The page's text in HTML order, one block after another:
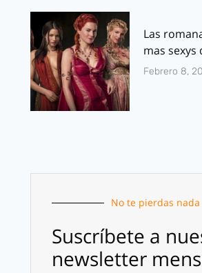
Las
mas sexys
Febrero 8,
No te pierdas nada
Suscríbete a
newsletter